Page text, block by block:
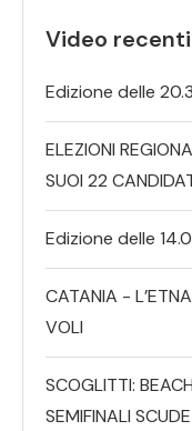
Video recenti
Edizione delle
ELEZIONI
SUOI 22
Edizione delle
CATANIA -
VOLI
SCOGLITTI:
SEMIFINALI